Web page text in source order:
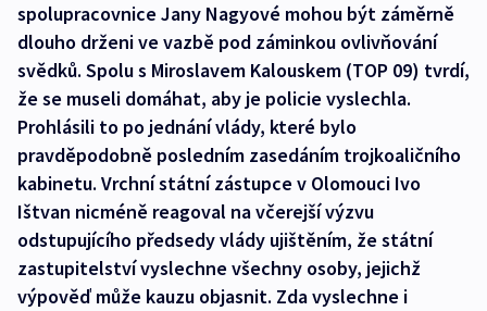
spolupracovnice Jany Nagyové mohou být záměrně
dlouho drženi ve vazbě pod záminkou ovlivňování
svědků. Spolu s Miroslavem Kalouskem (TOP 09) tvrdí,
že se museli domáhat, aby je policie vyslechla.
Prohlásili to po jednání vlády, které bylo
pravděpodobně posledním zasedáním trojkoaličního
kabinetu. Vrchní státní zástupce v Olomouci Ivo
Ištvan nicméně reagoval na včerejší výzvu
odstupujícího předsedy vlády ujištěním, že státní
zastupitelství vyslechne všechny osoby, jejichž
výpověď může kauzu objasnit. Zda vyslechne i